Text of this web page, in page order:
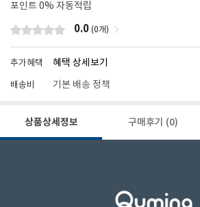
포인트 0% 자동적립
0.0 (0개)
추가혜택 혜택 상세보기
배송비 기본 배송 정책
상품상세정보 구매후기 (0)